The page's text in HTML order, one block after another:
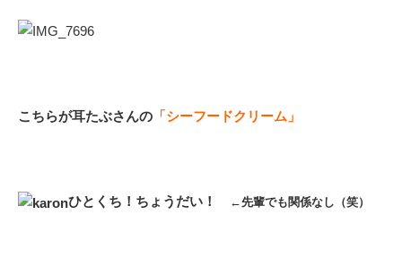
こちらが耳たぶさんの 「シーフードクリーム」
ひとくち！ちょうだい！ ←先輩でも関係なし（笑）